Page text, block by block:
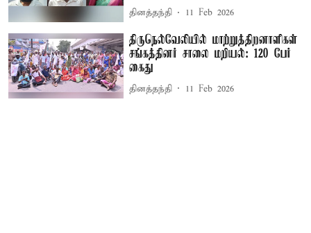
தினத்தந்தி 11 Feb 2026
திருநெல்வேலியில் மாற்றுத்திறனாளிகள்
சங்கத்தினர் சாலை மறியல்: 120 பேர்
கைது
தினத்தந்தி 11 Feb 2026